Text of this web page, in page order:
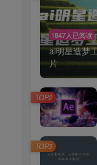
1847人已阅读
ai明星造梦
片
TOP2
TOP3